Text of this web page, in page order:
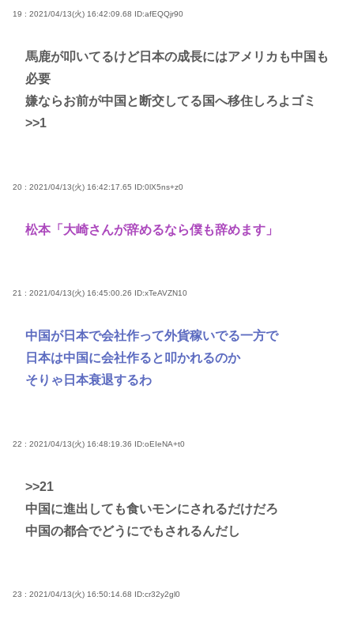
19 : 2021/04/13(火) 16:42:09.68 ID:afEQQjr90
馬鹿が叩いてるけど日本の成長にはアメリカも中国も
必要
嫌ならお前が中国と断交してる国へ移住しろよゴミ
>>1
20 : 2021/04/13(火) 16:42:17.65 ID:0lX5ns+z0
松本「大崎さんが辞めるなら僕も辞めます」
21 : 2021/04/13(火) 16:45:00.26 ID:xTeAVZN10
中国が日本で会社作って外貨稼いでる一方で
日本は中国に会社作ると叩かれるのか
そりゃ日本衰退するわ
22 : 2021/04/13(火) 16:48:19.36 ID:oEIeNA+t0
>>21
中国に進出しても食いモンにされるだけだろ
中国の都合でどうにでもされるんだし
23 : 2021/04/13(火) 16:50:14.68 ID:cr32y2gl0